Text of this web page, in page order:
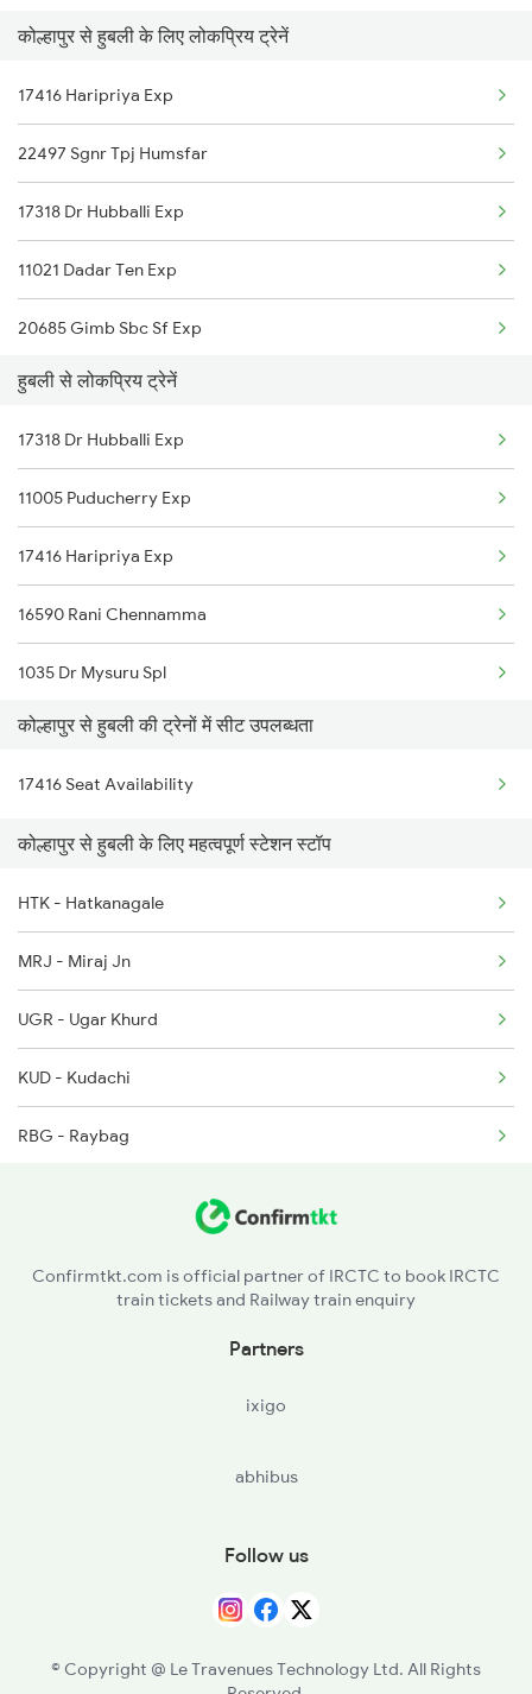
Kolhapur to Hosapete Trains
Kolhapur to Londa Trains
Hubli to Kurnool Trains
Hubli to Karur Trains
Hubli to Kottayam Trains
Hubli to Kudchi Trains
Hubli to Khurdha Trains
Hubli to Kazipet Trains
Hubli to Londa Trains
Hubli to Araladinni Trains
Hubli to Lonavala Trains
कोल्हापुर से हुबली के लिए लोकप्रिय ट्रेनें
17416 Haripriya Exp
22497 Sgnr Tpj Humsfar
17318 Dr Hubballi Exp
11021 Dadar Ten Exp
20685 Gimb Sbc Sf Exp
16590 Rani Chennamma
22686 Karntk S Kranti
हुबली से लोकप्रिय ट्रेनें
17318 Dr Hubballi Exp
11005 Puducherry Exp
17416 Haripriya Exp
16590 Rani Chennamma
1035 Dr Mysuru Spl
1036 Mys Dr Exp
2079 Janshatabdi Exp
2080 Jan Shatabdi Exp
2497 Tpj Humsafar Spl
2498 Tpj Sgnr Spl
2629 Sampark Kranti
2630 Ypr S Krnti Spl
2725 Sbc Dwr Exp
कोल्हापुर से हुबली की ट्रेनों में सीट उपलब्धता
17416 Seat Availability
कोल्हापुर से हुबली के लिए महत्वपूर्ण स्टेशन स्टॉप
HTK - Hatkanagale
MRJ - Miraj Jn
UGR - Ugar Khurd
KUD - Kudachi
RBG - Raybag
KNP - Khanapur
Confirmtkt.com is official partner of IRCTC to book IRCTC
train tickets and Railway train enquiry
Partners
ixigo
abhibus
Follow us
© Copyright @ Le Travenues Technology Ltd. All Rights